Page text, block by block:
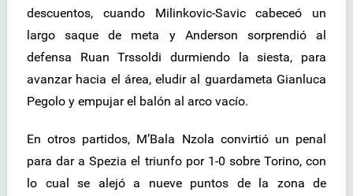
descuentos, cuando Milinkovic-Savic cabeceó un
largo saque de meta y Anderson sorprendió al
defensa Ruan Trssoldi durmiendo la siesta, para
avanzar hacia el área, eludir al guardameta Gianluca
Pegolo y empujar el balón al arco vacío.
En otros partidos, M’Bala Nzola convirtió un penal
para dar a Spezia el triunfo por 1-0 sobre Torino, con
lo cual se alejó a nueve puntos de la zona de